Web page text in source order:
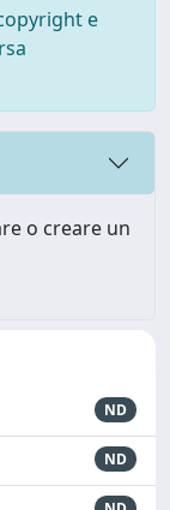
e
o creare un
ND
ND